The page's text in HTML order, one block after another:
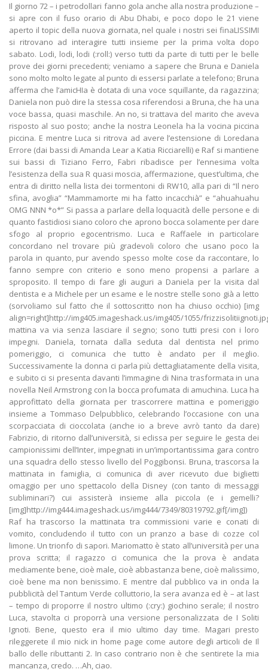
Il giorno 72 – i petrodollari fanno gola anche alla nostra produzione –
si apre con il fuso orario di Abu Dhabi, e poco dopo le 21 viene
aperto il topic della nuova giornata, nel quale i nostri sei finaLISSIMI
si ritrovano ad interagire tutti insieme per la prima volta dopo
sabato. Lodi, lodi, lodi (:roll:) verso tutti da parte di tutti per le belle
prove dei giorni precedenti; veniamo a sapere che Bruna e Daniela
sono molto molto legate al punto di essersi parlate a telefono; Bruna
afferma che l’amicHIa è dotata di una voce squillante, da ragazzina;
Daniela non può dire la stessa cosa riferendosi a Bruna, che ha una
voce bassa, quasi maschile. An no, si trattava del marito che aveva
risposto al suo posto; anche la nostra Leonela ha la vocina piccina
piccina. E mentre Luca si ritrova ad avere l’estensione di Loredana
Errore (dai bassi di Amanda Lear a Katia Ricciarelli) e Raf si mantiene
sui bassi di Tiziano Ferro, Fabri ribadisce per l’ennesima volta
l’esistenza della sua R quasi moscia, affermazione, quest’ultima, che
entra di diritto nella lista dei tormentoni di RW10, alla pari di “Il nero
sfina, avoglia” “Mammamorte mi ha fatto incacchià” e “ahuahuahu
OMG NNN *o*” Si passa a parlare della loquacità delle persone e di
quanto fastidiosi siano coloro che aprono bocca solamente per dare
sfogo al proprio egocentrismo. Luca e Raffaele in particolare
concordano nel trovare più gradevoli coloro che usano poco la
parola in quanto, pur avendo spesso molte cose da raccontare, lo
fanno sempre con criterio e sono meno propensi a parlare a
sproposito. Il tempo di fare gli auguri a Daniela per la visita dal
dentista e a Michele per un esame e le nostre stelle sono già a letto
(sorvoliamo sul fatto che il sottoscritto non ha chiuso occhio) [img
align=right]http://img405.imageshack.us/img405/1055/
mattina va via senza lasciare il segno; sono tutti presi con i loro
impegni. Daniela, tornata dalla seduta dal dentista nel primo
pomeriggio, ci comunica che tutto è andato per il meglio.
Successivamente la donna ci parla più dettagliatamente della visita,
e subito ci si presenta davanti l’immagine di Nina trasformata in una
novella Neil Armstrong con la bocca profumata di amuchina. Luca ha
approfittato della giornata per trascorrere mattina e pomeriggio
insieme a Tommaso Delpubblico, celebrando l’occasione con una
scorpacciata di cioccolata (anche io a breve avrò tanto da dare)
Fabrizio, di ritorno dall’università, si eclissa per seguire le gesta dei
campionissimi dell’Inter, impegnati in un’importantissima gara contro
una squadra dello stesso livello del Poggibonsi. Bruna, trascorsa la
mattinata in famiglia, ci comunica di aver ricevuto due biglietti
omaggio per uno spettacolo della Disney (con tanto di messaggi
subliminari?) cui assisterà insieme alla piccola (e i gemelli?
[img]http://img444.imageshack.us/img444/7349/80319792.gif[/img])
Raf ha trascorso la mattinata tra commissioni varie e conati di
vomito, concludendo il tutto con un pranzo a base di cozze col
limone. Un trionfo di sapori. Mariomatto è stato all’università per una
prova scritta; il ragazzo ci comunica che la prova è andata
mediamente bene, cioè male, cioè abbastanza bene, cioè malissimo,
cioè bene ma non benissimo. E mentre dal pubblico va in onda la
pubblicità del Tantum Verde colluttorio, la sera avanza ed è – at last
– tempo di proporre il nostro ultimo (:cry:) giochino serale; il nostro
Luca, stavolta ci proporrà una versione personalizzata de I Soliti
Ignoti. Bene, questo era il mio ultimo day time. Magari presto
rileggerete il mio nick in home page come autore degli articoli de Il
ballo delle ributtanti 2. In caso contrario non è che sentirete la mia
mancanza, credo. …Ah, ciao.